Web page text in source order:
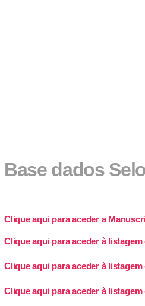
Base dados
Clique aqui para aceder a
Clique aqui para aceder à
Clique aqui para aceder à
Clique aqui para aceder à